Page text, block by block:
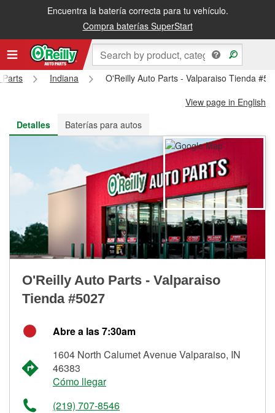
Encuentra la batería correcta para tu vehículo.
Compra baterías SuperStart
Recibe tu orden gratis al día siguiente o recógela en la tienda
Parts Indiana
O'Reilly Auto Parts - Valparaiso Tienda
View page in English
Detalles
Baterías para autos
O'Reilly Auto Parts - Valparaiso
Tienda #5027
Abre a las 7:30am
1604 North Calumet Avenue Valparaiso, IN
46383
Cómo llegar
(219) 707-8546